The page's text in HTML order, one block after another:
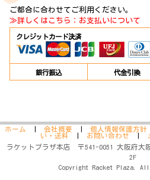
ご都合に合わせてご利用ください。
≫詳しくはこちら：お支払いについて
クレジットカード決済
銀行振込 代金引換
ホーム 会社概要 個人情報保護方針
い・送料
お問い合わせ
ラケットプラザ本店 〒541-0051 大阪府大
2F
Copyright Racket Plaza. All